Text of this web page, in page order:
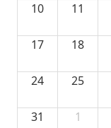
10 11
17 18
24 25
31 1